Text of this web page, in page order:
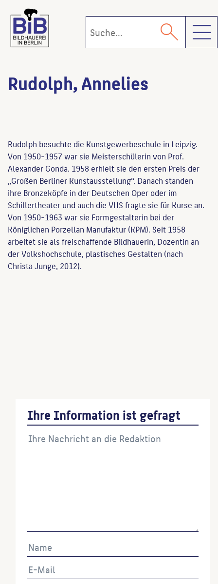
Rudolph, Annelies
Rudolph besuchte die Kunstgewerbeschule in Leipzig.
Von 1950-1957 war sie Meisterschülerin von Prof.
Alexander Gonda. 1958 erhielt sie den ersten Preis der
„Großen Berliner Kunstausstellung“. Danach standen
ihre Bronzeköpfe in der Deutschen Oper oder im
Schillertheater und auch die VHS fragte sie für Kurse an.
Von 1950-1963 war sie Formgestalterin bei der
Königlichen Porzellan Manufaktur (KPM). Seit 1958
arbeitet sie als freischaffende Bildhauerin, Dozentin an
der Volkshochschule, plastisches Gestalten (nach
Christa Junge, 2012).
Ihre Information ist gefragt